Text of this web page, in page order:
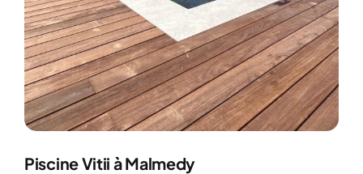
Piscine Vitii à Malmedy